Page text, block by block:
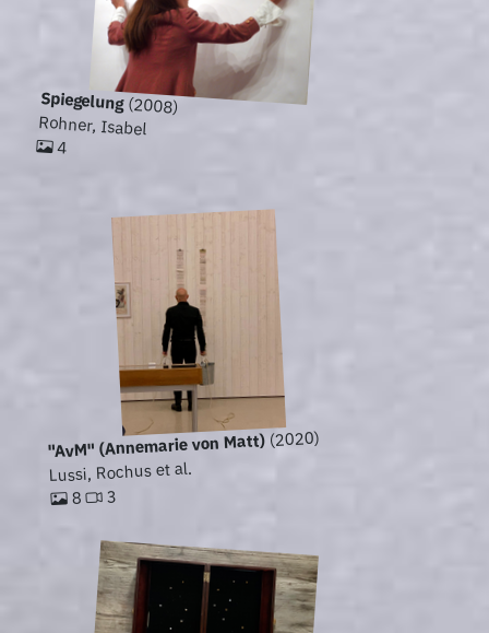
Spiegelung(2008)
Rohner, Isabel
4
"AvM" (Annemarie von Matt)(2020)
Lussi, Rochus et al.
8 3